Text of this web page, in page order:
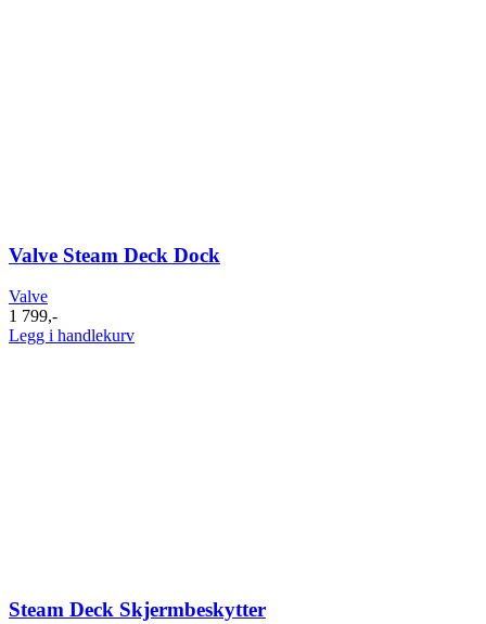
Valve Steam Deck Dock
Valve
1 799,-
Legg i handlekurv
Steam Deck Skjermbeskytter